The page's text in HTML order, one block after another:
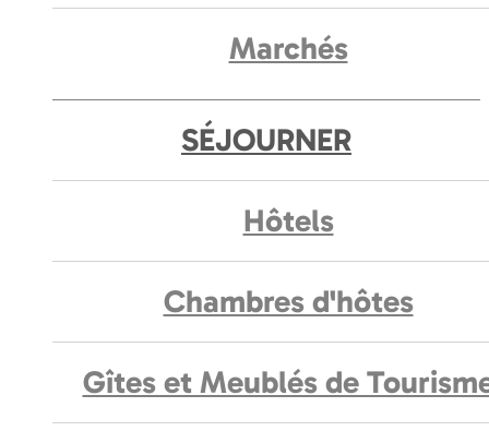
Marchés
SÉJOURNER
Hôtels
Chambres d'hôtes
Gîtes et Meublés de